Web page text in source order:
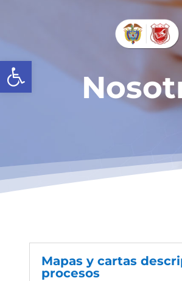
Abrir barra de herramientas
Mapas y cartas
procesos